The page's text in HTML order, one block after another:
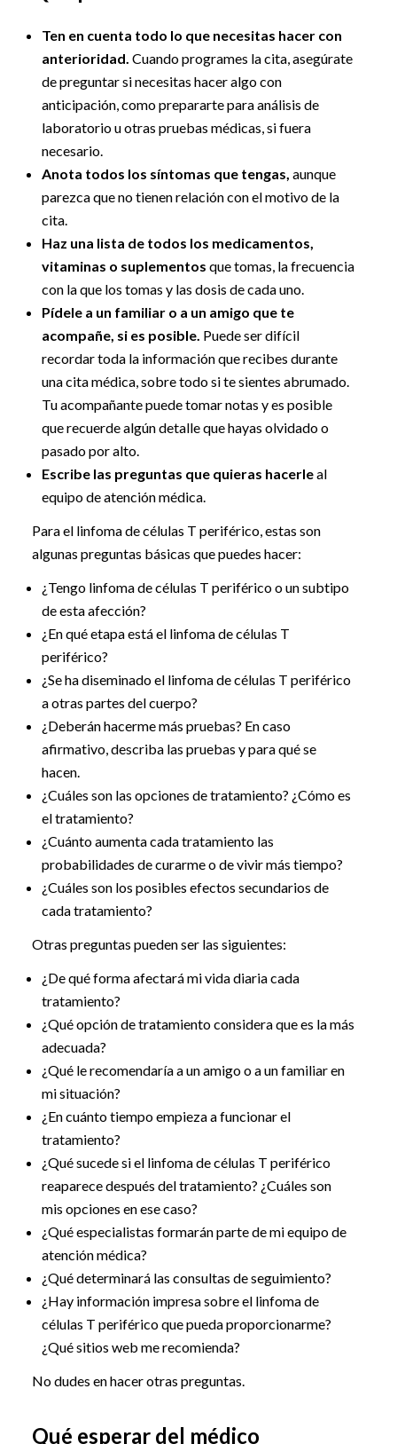
Ten en cuenta todo lo que necesitas hacer con
anterioridad. Cuando programes la cita, asegúrate
de preguntar si necesitas hacer algo con
anticipación, como prepararte para análisis de
laboratorio u otras pruebas médicas, si fuera
necesario.
Anota todos los síntomas que tengas, aunque
parezca que no tienen relación con el motivo de la
cita.
Haz una lista de todos los medicamentos,
vitaminas o suplementos que tomas, la frecuencia
con la que los tomas y las dosis de cada uno.
Pídele a un familiar o a un amigo que te
acompañe, si es posible. Puede ser difícil
recordar toda la información que recibes durante
una cita médica, sobre todo si te sientes abrumado.
Tu acompañante puede tomar notas y es posible
que recuerde algún detalle que hayas olvidado o
pasado por alto.
Escribe las preguntas que quieras hacerleal
equipo de atención médica.
Para el linfoma de células T periférico, estas son
algunas preguntas básicas que puedes hacer:
¿Tengo linfoma de células T periférico o un subtipo
de esta afección?
¿En qué etapa está el linfoma de células T
periférico?
¿Se ha diseminado el linfoma de células T periférico
a otras partes del cuerpo?
¿Deberán hacerme más pruebas? En caso
afirmativo, describa las pruebas y para qué se
hacen.
¿Cuáles son las opciones de tratamiento? ¿Cómo es
el tratamiento?
¿Cuánto aumenta cada tratamiento las
probabilidades de curarme o de vivir más tiempo?
¿Cuáles son los posibles efectos secundarios de
cada tratamiento?
Otras preguntas pueden ser las siguientes:
¿De qué forma afectará mi vida diaria cada
tratamiento?
¿Qué opción de tratamiento considera que es la más
adecuada?
¿Qué le recomendaría a un amigo o a un familiar en
mi situación?
¿En cuánto tiempo empieza a funcionar el
tratamiento?
¿Qué sucede si el linfoma de células T periférico
reaparece después del tratamiento? ¿Cuáles son
mis opciones en ese caso?
¿Qué especialistas formarán parte de mi equipo de
atención médica?
¿Qué determinará las consultas de seguimiento?
¿Hay información impresa sobre el linfoma de
células T periférico que pueda proporcionarme?
¿Qué sitios web me recomienda?
No dudes en hacer otras preguntas.
Qué esperar del médico